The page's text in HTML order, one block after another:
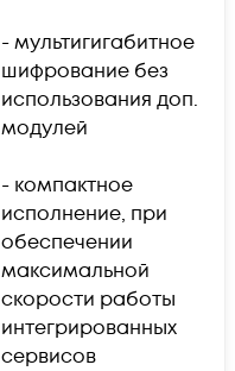
- мультигигабитное
шифрование без
использования доп.
модулей
- компактное
исполнение, при
обеспечении
максимальной
скорости работы
интегрированных
сервисов